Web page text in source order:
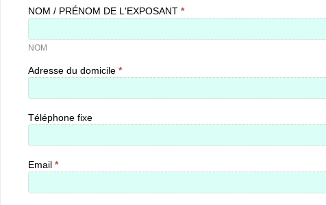
NOËL
-
Appel
à
candidature
NOM / PRÉNOM DE L'EXPOSANT*
NOM
NOM
Adresse du domicile*
Téléphone fixe
Email*